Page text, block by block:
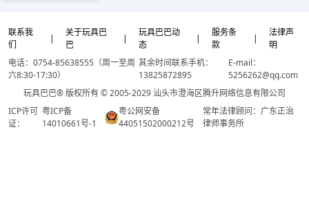
联系我
们
|
关于玩具巴
巴
|
玩具巴巴动
态
|
服务条
款
|
法律声
明
电话：0754-85638555（周一至周
六8:30-17:30）
其余时间联系手机：
13825872895
E-mail：
5256262@qq.com
玩具巴巴® 版权所有 © 2005-2029 汕头市澄海区腾升网络信息有限公司
ICP许可
证：
粤ICP备
14010661号-1
粤公网安备
44051502000212号
常年法律顾问：广东正治
律师事务所